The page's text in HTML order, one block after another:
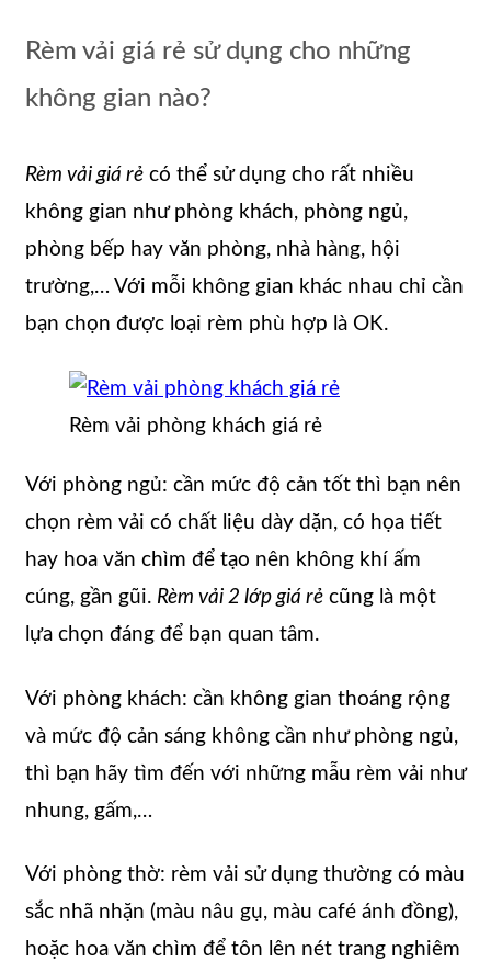
Rèm vải giá rẻ sử dụng cho những
không gian nào?
Rèm vải giá rẻ có thể sử dụng cho rất nhiều
không gian như phòng khách, phòng ngủ,
phòng bếp hay văn phòng, nhà hàng, hội
trường,… Với mỗi không gian khác nhau chỉ cần
bạn chọn được loại rèm phù hợp là OK.
Rèm vải phòng khách giá rẻ
Với phòng ngủ: cần mức độ cản tốt thì bạn nên
chọn rèm vải có chất liệu dày dặn, có họa tiết
hay hoa văn chìm để tạo nên không khí ấm
cúng, gần gũi. Rèm vải 2 lớp giá rẻ cũng là một
lựa chọn đáng để bạn quan tâm.
Với phòng khách: cần không gian thoáng rộng
và mức độ cản sáng không cần như phòng ngủ,
thì bạn hãy tìm đến với những mẫu rèm vải như
nhung, gấm,…
Với phòng thờ: rèm vải sử dụng thường có màu
sắc nhã nhặn (màu nâu gụ, màu café ánh đồng),
hoặc hoa văn chìm để tôn lên nét trang nghiêm